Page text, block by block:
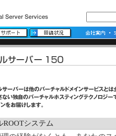
ROOTシステム